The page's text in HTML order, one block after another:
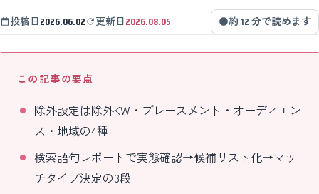
投稿日2026.06.02 更新日2026.08.05 約 12 分で読めます
この記事の要点
除外設定は除外KW・プレースメント・オーディエン
ス・地域の4種
検索語句レポートで実態確認→候補リスト化→マッ
チタイプ決定の3段